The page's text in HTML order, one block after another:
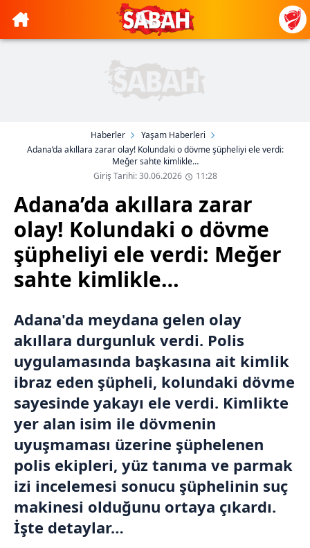
Haberler
Yaşam Haberleri
Adana’da akıllara zarar olay! Kolundaki o dövme şüpheliyi ele verdi:
Meğer sahte kimlikle…
Giriş Tarihi: 30.06.2026
11:28
Adana’da akıllara zarar
olay! Kolundaki o dövme
şüpheliyi ele verdi: Meğer
sahte kimlikle…
Adana'da meydana gelen olay
akıllara durgunluk verdi. Polis
uygulamasında başkasına ait kimlik
ibraz eden şüpheli, kolundaki dövme
sayesinde yakayı ele verdi. Kimlikte
yer alan isim ile dövmenin
uyuşmaması üzerine şüphelenen
polis ekipleri, yüz tanıma ve parmak
izi incelemesi sonucu şüphelinin suç
makinesi olduğunu ortaya çıkardı.
İşte detaylar…